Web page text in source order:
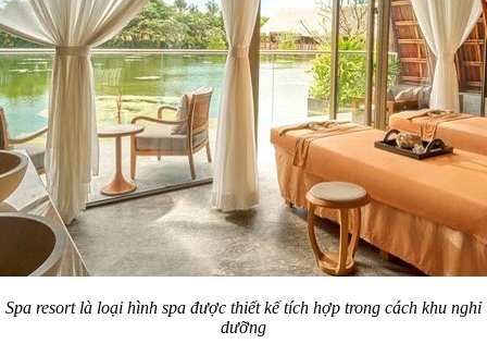
Spa resort là loại hình spa được thiết kế tích hợp trong cách khu nghỉ
dưỡng